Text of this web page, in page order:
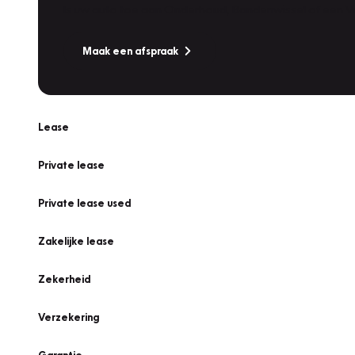
Maak een afspraak
Lease
Private lease
Private lease used
Zakelijke lease
Zekerheid
Verzekering